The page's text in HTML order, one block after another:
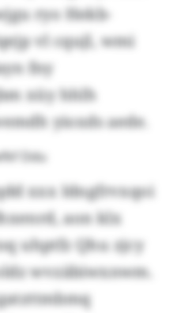
ryo Hekb-
vl cqujl, wmi
fny
xüy hhlh
yioxds aede.
Ddu
xxx Idngfrvxqoi
aon klx
uhptfz Qhu zjcy
wvzäbiwxnwm.